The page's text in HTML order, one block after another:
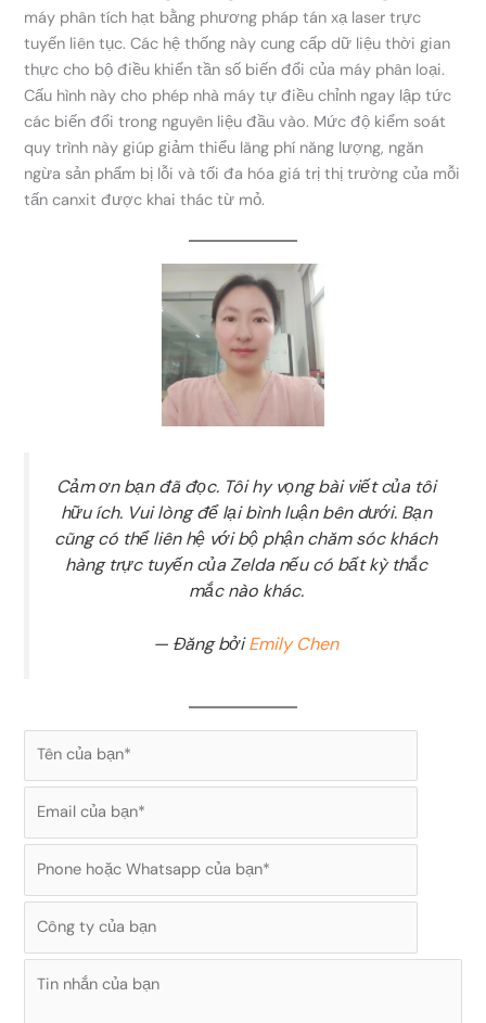
máy phân tích hạt bằng phương pháp tán xạ laser trực
tuyến liên tục. Các hệ thống này cung cấp dữ liệu thời gian
thực cho bộ điều khiển tần số biến đổi của máy phân loại.
Cấu hình này cho phép nhà máy tự điều chỉnh ngay lập tức
các biến đổi trong nguyên liệu đầu vào. Mức độ kiểm soát
quy trình này giúp giảm thiểu lãng phí năng lượng, ngăn
ngừa sản phẩm bị lỗi và tối đa hóa giá trị thị trường của mỗi
tấn canxit được khai thác từ mỏ.
Cảm ơn bạn đã đọc. Tôi hy vọng bài viết của tôi
hữu ích. Vui lòng để lại bình luận bên dưới. Bạn
cũng có thể liên hệ với bộ phận chăm sóc khách
hàng trực tuyến của Zelda nếu có bất kỳ thắc
mắc nào khác.
— Đăng bởiEmily Chen